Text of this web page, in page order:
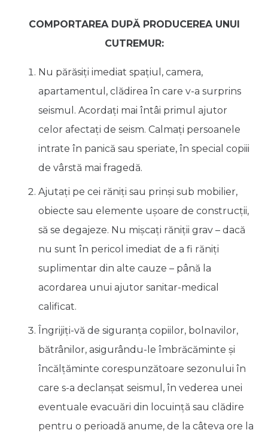
COMPORTAREA DUPĂ PRODUCEREA UNUI
CUTREMUR:
Nu părăsiţi imediat spaţiul, camera,
apartamentul, clădirea în care v-a surprins
seismul. Acordaţi mai întâi primul ajutor
celor afectaţi de seism. Calmaţi persoanele
intrate în panică sau speriate, în special copiii
de vârstă mai fragedă.
Ajutaţi pe cei răniţi sau prinşi sub mobilier,
obiecte sau elemente uşoare de construcţii,
să se degajeze. Nu mişcaţi răniţii grav – dacă
nu sunt în pericol imediat de a fi răniţi
suplimentar din alte cauze – până la
acordarea unui ajutor sanitar-medical
calificat.
Îngrijiţi-vă de siguranţa copiilor, bolnavilor,
bătrânilor, asigurându-le îmbrăcăminte şi
încălţăminte corespunzătoare sezonului în
care s-a declanşat seismul, în vederea unei
eventuale evacuări din locuinţă sau clădire
pentru o perioadă anume, de la câteva ore la